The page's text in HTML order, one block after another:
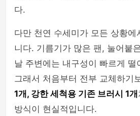
다.
다만 천연 수세미가 모든 상황에
니다. 기름기가 많은 팬, 눌어붙
날 주변에는 내구성이 빠르게 떨
그래서 처음부터 전부 교체하기
1개, 강한 세척용 기존 브러시 1개
방식이 현실적입니다.